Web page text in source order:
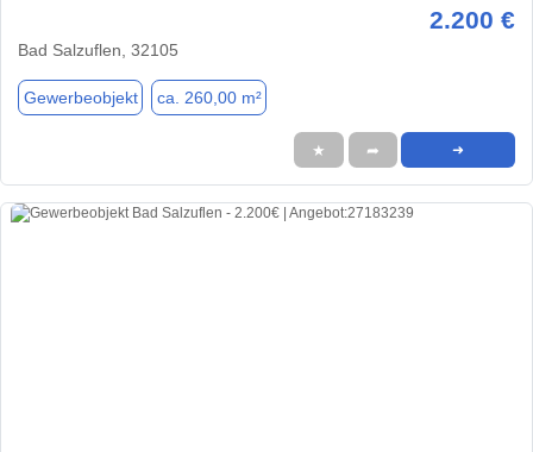
2.200 €
Bad Salzuflen, 32105
Gewerbeobjekt ca. 260,00 m²
★ ➦ ➜